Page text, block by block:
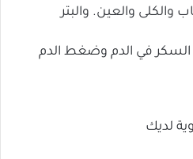
والكلى والعين. والبتر
في الدم وضغط الدم
لديك